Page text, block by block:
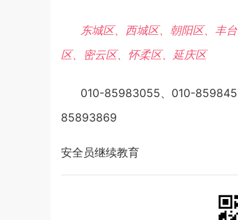
东城区、‌西城区、‌朝阳区、‌丰
区、密云区、怀柔区、延庆区
010-85983055、010-
85893869
安全员继续教育